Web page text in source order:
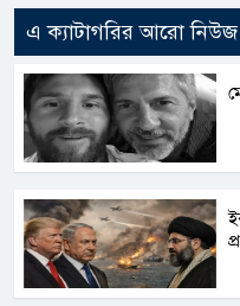
এ ক্যাটাগরির আরো নিউজ